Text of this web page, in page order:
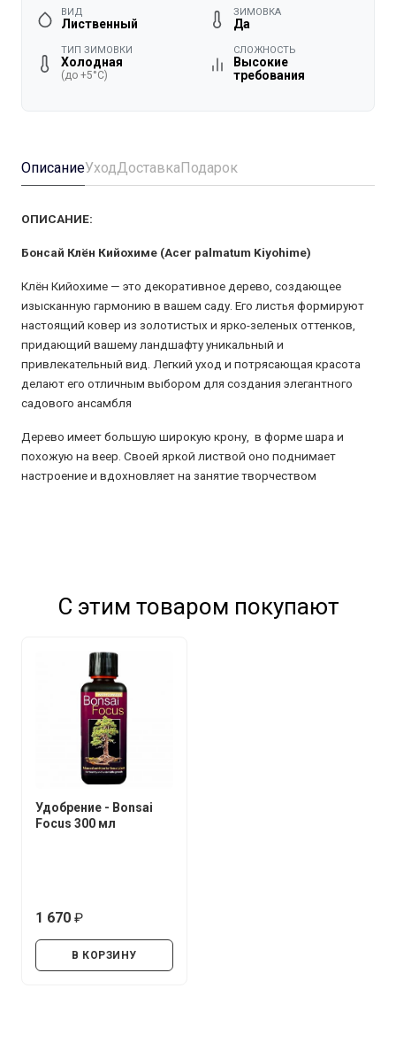
ВИД
Лиственный
ЗИМОВКА
Да
ТИП ЗИМОВКИ
Холодная
(до +5°C)
СЛОЖНОСТЬ
Высокие
требования
ОписаниеУходДоставкаПодарок
ОПИСАНИЕ:
Бонсай Клён Кийохиме (Acer palmatum Kiyohime)
Клён Кийохиме — это декоративное дерево, создающее
изысканную гармонию в вашем саду. Его листья формируют
настоящий ковер из золотистых и ярко-зеленых оттенков,
придающий вашему ландшафту уникальный и
привлекательный вид. Легкий уход и потрясающая красота
делают его отличным выбором для создания элегантного
садового ансамбля
Дерево имеет большую широкую крону, в форме шара и
похожую на веер. Своей яркой листвой оно поднимает
настроение и вдохновляет на занятие творчеством
С этим товаром покупают
Удобрение - Bonsai
Focus 300 мл
1 670
В КОРЗИНУ